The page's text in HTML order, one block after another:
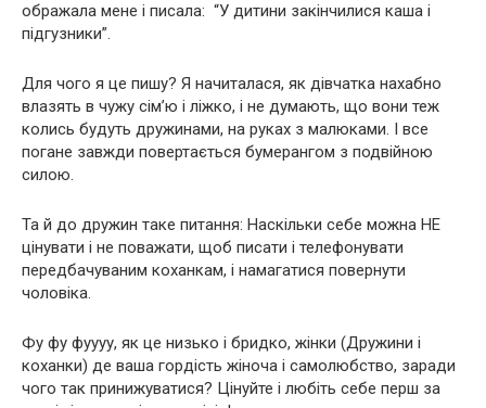
ображала мене і писала: “У дитини закінчилися каша і
підгузники”.
Для чого я це пишу? Я начиталася, як дівчатка нахабно
влазять в чужу сім’ю і ліжко, і не думають, що вони теж
колись будуть дружинами, на руках з малюками. І все
погане завжди повертається бумерангом з подвійною
силою.
Та й до дружин таке питання: Наскільки себе можна НЕ
цінувати і не поважати, щоб писати і телефонувати
передбачуваним коханкам, і намагатися повернути
чоловіка.
Фу фу фуууу, як це низько і бридко, жінки (Дружини і
коханки) де ваша гордість жіноча і самолюбство, заради
чого так принижуватися? Цінуйте і любіть себе перш за